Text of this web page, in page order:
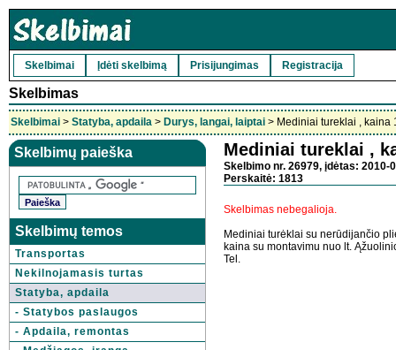
Skelbimai Įdėti skelbimą Prisijungimas Registracija
Skelbimas
Skelbimai > Statyba, apdaila > Durys, langai, laiptai > Mediniai tureklai , kaina
Skelbimų paieška
Skelbimų temos
Transportas
Nekilnojamasis turtas
Statyba, apdaila
- Statybos paslaugos
- Apdaila, remontas
Mediniai tureklai ,
Skelbimo nr. 26979, įdėtas: 2010-
Perskaitė: 1813
Skelbimas nebegalioja.
Mediniai turėklai su nerūdijančio
kaina su montavimu nuo lt.
Tel.